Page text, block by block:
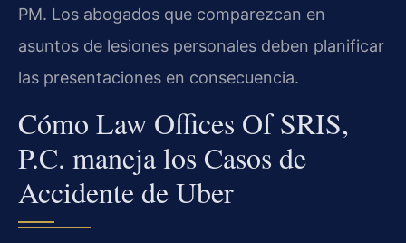
PM. Los abogados que comparezcan en
asuntos de lesiones personales deben planificar
las presentaciones en consecuencia.
Cómo Law Offices Of SRIS,
P.C. maneja los Casos de
Accidente de Uber